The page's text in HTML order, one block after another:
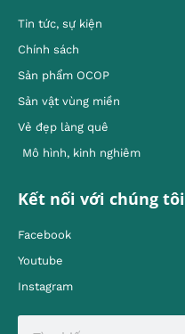
Tin tức, sự kiện
Chính sách
Sản phẩm OCOP
Sản vật vùng miền
Vẻ đẹp làng quê
Mô hình, kinh nghiêm
Kết nối với chúng tôi
Facebook
Youtube
Instagram